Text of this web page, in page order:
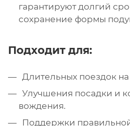
гарантируют долгий
сохранение формы
Подходит для:
Длительных поездок
Улучшения посадки и
вождения.
Поддержки